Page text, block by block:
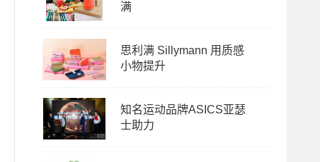
满
思利满 Sillymann 用质感
小物提升
知名运动品牌ASICS亚瑟
士助力